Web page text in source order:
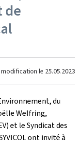
de
modification le 25.05.2023
du
Welfring,
et le Syndicat des
ont invité à